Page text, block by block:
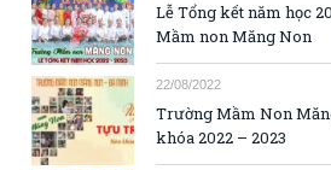
Lễ Tổng kết năm học
Mầm non Măng Non
22/08/2022
Trường Mầm Non
khóa 2022 – 2023